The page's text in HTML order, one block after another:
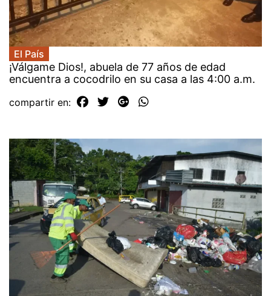
El País
¡Válgame Dios!, abuela de 77 años de edad
encuentra a cocodrilo en su casa a las 4:00 a.m.
compartir en: